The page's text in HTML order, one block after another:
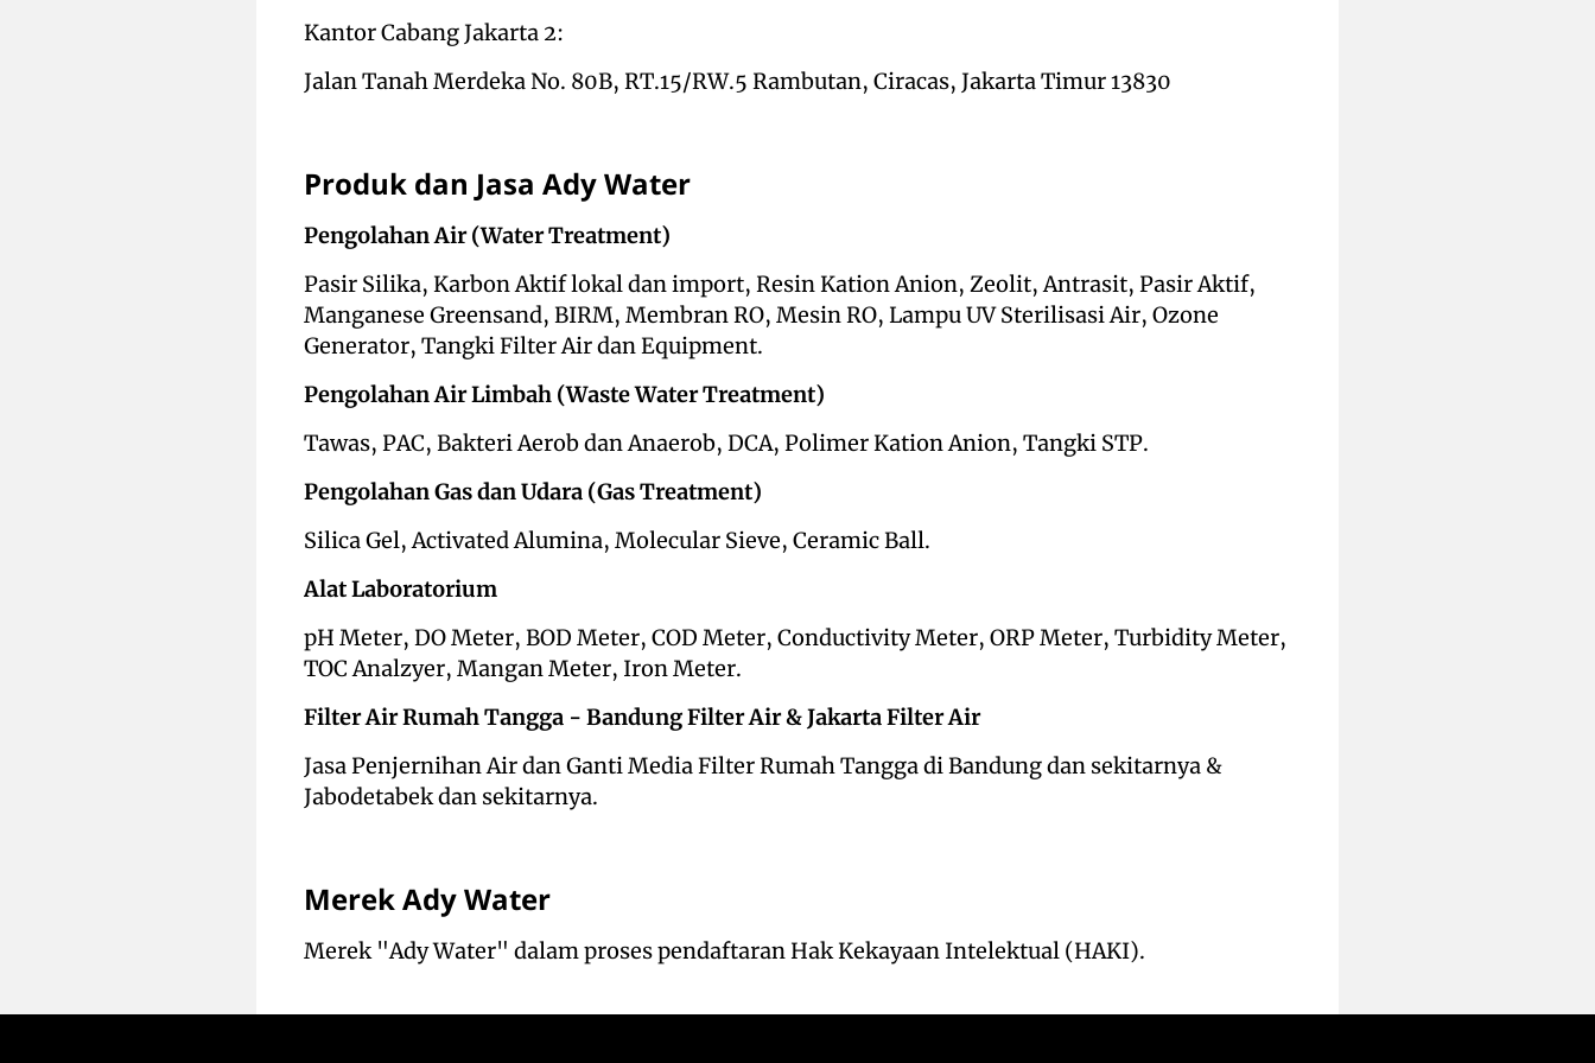
Kantor Cabang Jakarta 2:
Jalan Tanah Merdeka No. 80B, RT.15/RW.5 Rambutan, Ciracas, Jakarta Timur 13830
Produk dan Jasa Ady Water
Pengolahan Air (Water Treatment)
Pasir Silika, Karbon Aktif lokal dan import, Resin Kation Anion, Zeolit, Antrasit, Pasir Aktif,
Manganese Greensand, BIRM, Membran RO, Mesin RO, Lampu UV Sterilisasi Air, Ozone
Generator, Tangki Filter Air dan Equipment.
Pengolahan Air Limbah (Waste Water Treatment)
Tawas, PAC, Bakteri Aerob dan Anaerob, DCA, Polimer Kation Anion, Tangki STP.
Pengolahan Gas dan Udara (Gas Treatment)
Silica Gel, Activated Alumina, Molecular Sieve, Ceramic Ball.
Alat Laboratorium
pH Meter, DO Meter, BOD Meter, COD Meter, Conductivity Meter, ORP Meter, Turbidity Meter,
TOC Analzyer, Mangan Meter, Iron Meter.
Filter Air Rumah Tangga - Bandung Filter Air & Jakarta Filter Air
Jasa Penjernihan Air dan Ganti Media Filter Rumah Tangga di Bandung dan sekitarnya &
Jabodetabek dan sekitarnya.
Merek Ady Water
Merek "Ady Water" dalam proses pendaftaran Hak Kekayaan Intelektual (HAKI).